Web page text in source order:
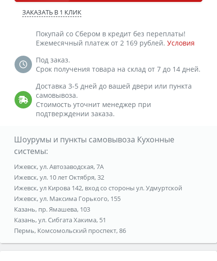
ЗАКАЗАТЬ В 1 КЛИК
Покупай со Сбером в кредит без переплаты!
Ежемесячный платеж от 2 169 рублей. Условия
Под заказ.
Срок получения товара на склад от 7 до 14 дней.
Доставка 3-5 дней до вашей двери или пункта
самовывоза.
Стоимость уточнит менеджер при
подтверждении заказа.
Шоурумы и пункты самовывоза Кухонные
системы:
Ижевск, ул. Автозаводская, 7А
Ижевск, ул. 10 лет Октября, 32
Ижевск, ул Кирова 142, вход со стороны ул. Удмуртской
Ижевск, ул. Максима Горького, 155
Казань, пр. Ямашева, 103
Казань, ул. Сибгата Хакима, 51
Пермь, Комсомольский проспект, 86